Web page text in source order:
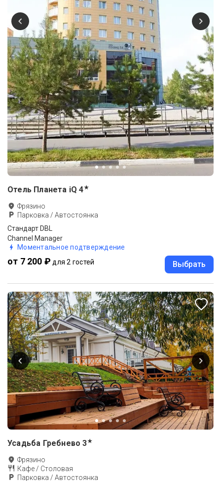
Отель Планета iQ 4★
Фрязино
Парковка / Автостоянка
Стандарт DBL
Channel Manager
Моментальное подтверждение
от 7 200 ₽ для 2 гостей Выбрать
Усадьба Гребнево 3★
Фрязино
Кафе / Столовая
Парковка / Автостоянка